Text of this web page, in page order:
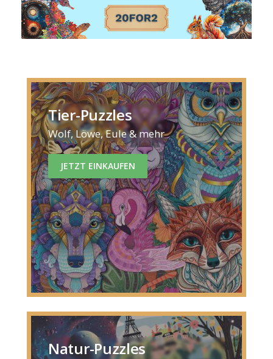
Tier-Puzzles
Wolf, Löwe, Eule & mehr
JETZT EINKAUFEN
Natur-Puzzles